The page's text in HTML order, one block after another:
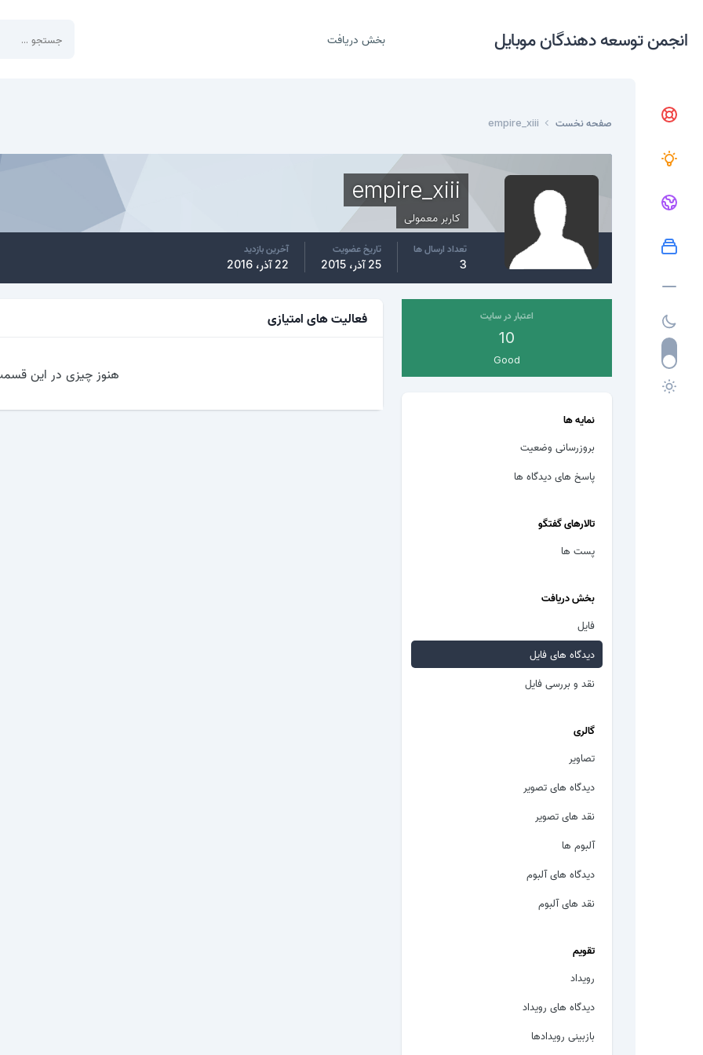
انجمن توسعه دهندگان موبایل بخش دریافت
صفحه نخست empire_xiii
empire_xiii
کاربر معمولی
تعداد ارسال ها
3
تاریخ عضویت
25 آذر، 2015
آخرین بازدید
22 آذر، 2016
اعتبار در سایت
10
Good
نمایه ها
بروزرسانی وضعیت
پاسخ های دیدگاه ها
تالارهای گفتگو
پست ها
بخش دریافت
فایل
دیدگاه های فایل
نقد و بررسی فایل
گالری
تصاویر
دیدگاه های تصویر
نقد های تصویر
آلبوم ها
دیدگاه های آلبوم
نقد های آلبوم
تقویم
رویداد
دیدگاه های رویداد
بازبینی رویدادها
فعالیت های امتیازی
هنوز چیزی در این